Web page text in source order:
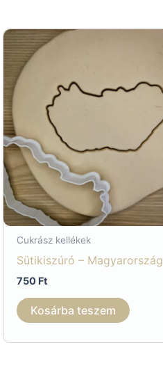
Cukrász kellékek
Sütikiszúró – Magyarország
750 Ft
Kosárba teszem